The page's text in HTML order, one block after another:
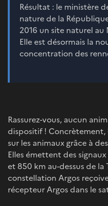
Résultat : le ministère
nature de la
2016 un site naturel
Elle est désormais la
concentration des
Rassurez-vous, aucun
dispositif ! Concrètement,
sur les animaux grâce à
Elles émettent des
et 850 km au-dessus de la
constellation Argos
récepteur Argos dans le